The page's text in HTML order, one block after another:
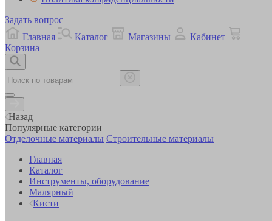
Задать вопрос
Главная
Каталог Магазины
Кабинет
Корзина
Назад
Популярные категории
Отделочные материалы Строительные материалы
Главная
Каталог
Инструменты, оборудование
Малярный
Кисти